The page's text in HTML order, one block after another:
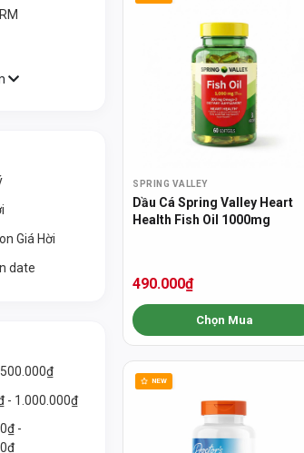
Giá Hời
date
- 1.000.000₫
-
SPRING VALLEY
Dầu Cá Spring Valley Heart
Health Fish Oil 1000mg
490.000₫
Chọn Mua
NEW